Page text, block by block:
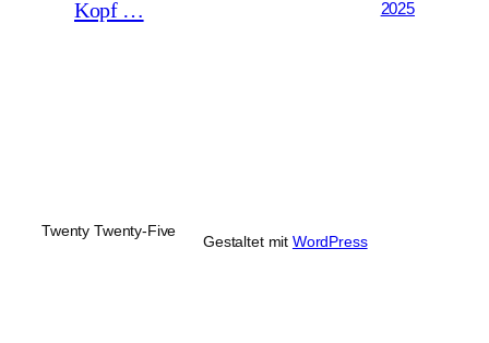
Kopf …
2025
Twenty Twenty-Five
Gestaltet mit WordPress